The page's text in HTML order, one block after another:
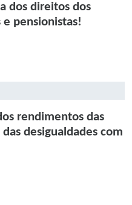
dos direitos dos
pensionistas!
rendimentos das
desigualdades com